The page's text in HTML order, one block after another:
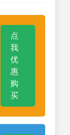
点
我
优
惠
购
买